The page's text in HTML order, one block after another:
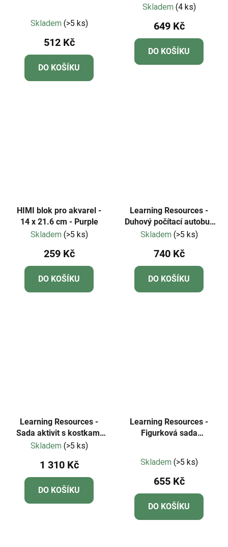
hodnocení
produktu
je
5,0
z
Skladem (>5 ks)
512 Kč
DO KOŠÍKU
Skladem (4 ks)
649 Kč
DO KOŠÍKU
HIMI blok pro akvarel -
14 x 21.6 cm - Purple
Skladem (>5 ks)
259 Kč
DO KOŠÍKU
Learning Resources -
Duhový počítací autobus
Numberblocks®
Skladem (>5 ks)
740 Kč
DO KOŠÍKU
Learning Resources -
Sada aktivit s kostkami
MathLink®
Skladem (>5 ks)
1 310 Kč
DO KOŠÍKU
Learning Resources -
Figurková sada
hodnocení
produktu
je
5,0
z
Skladem (>5 ks)
655 Kč
DO KOŠÍKU